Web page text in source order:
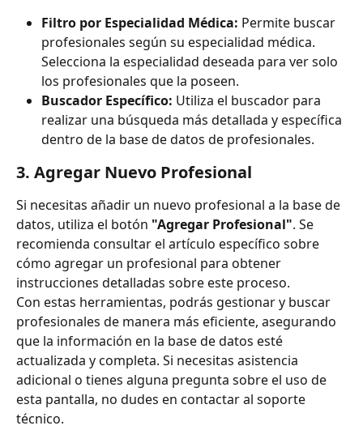
Filtro por Especialidad Médica: Permite buscar
profesionales según su especialidad médica.
Selecciona la especialidad deseada para ver solo
los profesionales que la poseen.
Buscador Específico: Utiliza el buscador para
realizar una búsqueda más detallada y específica
dentro de la base de datos de profesionales.
3. Agregar Nuevo Profesional
Si necesitas añadir un nuevo profesional a la base de
datos, utiliza el botón "Agregar Profesional". Se
recomienda consultar el artículo específico sobre
cómo agregar un profesional para obtener
instrucciones detalladas sobre este proceso.
Con estas herramientas, podrás gestionar y buscar
profesionales de manera más eficiente, asegurando
que la información en la base de datos esté
actualizada y completa. Si necesitas asistencia
adicional o tienes alguna pregunta sobre el uso de
esta pantalla, no dudes en contactar al soporte
técnico.